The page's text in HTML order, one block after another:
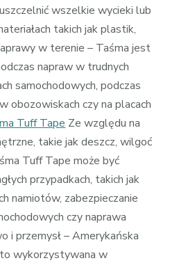
wszelkie wycieki lub
takich jak plastik,
w terenie – Taśma jest
napraw w trudnych
samochodowych, podczas
obozowiskach czy na placach
Tuff Tape Ze względu na
takie jak deszcz, wilgoć
Tuff Tape może być
przypadkach, takich jak
namiotów, zabezpieczanie
czy naprawa
i przemysł – Amerykańska
wykorzystywana w